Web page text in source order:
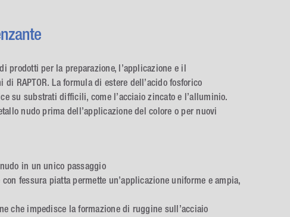
prodotti per la preparazione, l’applicazione e il
RAPTOR. La formula di estere dell’acido fosforico
su substrati difficili, come l’acciaio zincato e l’alluminio.
nudo prima dell’applicazione del colore o per nuovi
in un unico passaggio
con fessura piatta permette un’applicazione uniforme e ampia,
che impedisce la formazione di ruggine sull’acciaio